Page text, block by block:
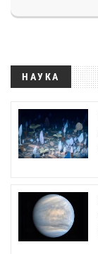
НАУКА